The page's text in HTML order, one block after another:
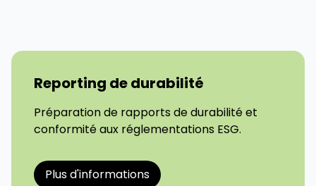
Reporting de durabilité
Préparation de rapports de durabilité et
conformité aux réglementations ESG.
Plus d'informations